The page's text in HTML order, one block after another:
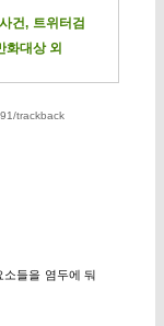
건, 트위터검
화대상 외
trackback
소들을 염두에 둬